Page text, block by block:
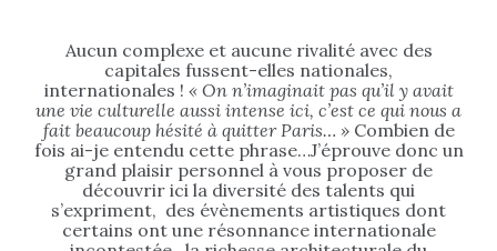
Aucun complexe et aucune rivalité avec des
capitales fussent-elles nationales,
internationales ! « On n’imaginait pas qu’il y avait
une vie culturelle aussi intense ici, c’est ce qui nous a
fait beaucoup hésité à quitter Paris… » Combien de
fois ai-je entendu cette phrase…J’éprouve donc un
grand plaisir personnel à vous proposer de
découvrir ici la diversité des talents qui
s’expriment, des évènements artistiques dont
certains ont une résonnance internationale